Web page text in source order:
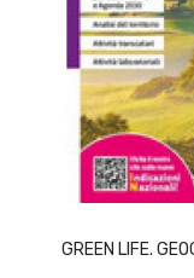
GREEN LIFE.